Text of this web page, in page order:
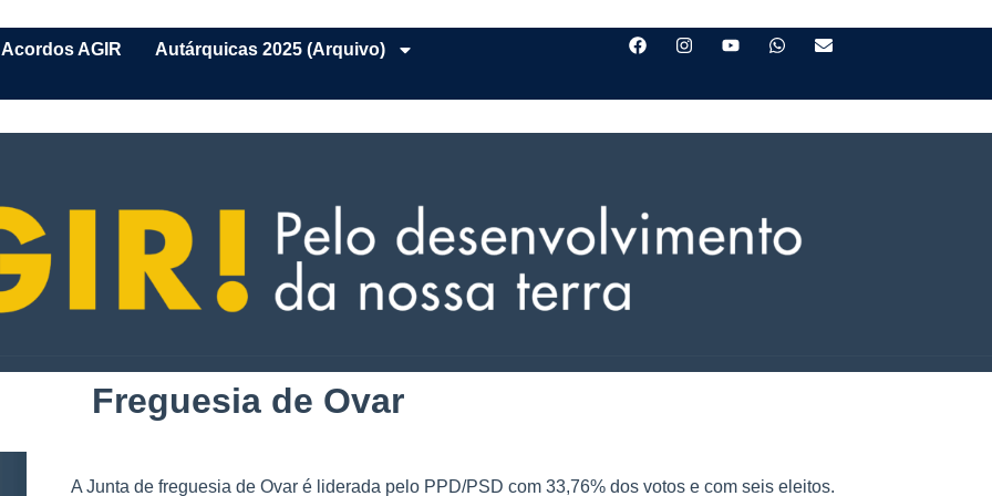
Acordos AGIR Autárquicas 2025 (arquivo)
Freguesia de Ovar
A Junta de freguesia de Ovar é liderada pelo PPD/PSD com 33,76% dos votos e com seis eleitos.